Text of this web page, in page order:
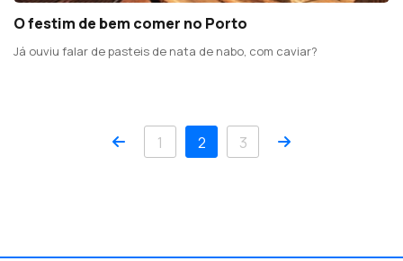
O festim de bem comer no Porto
Já ouviu falar de pasteis de nata de nabo, com caviar?
Anterior
1 2 3 Próximo